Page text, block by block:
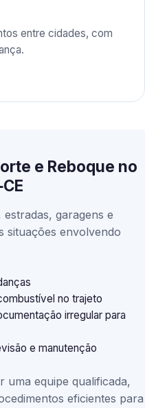
entre cidades, com
e Reboque no
garagens e
situações envolvendo
no trajeto
irregular para
e manutenção
uma equipe qualificada,
eficientes para